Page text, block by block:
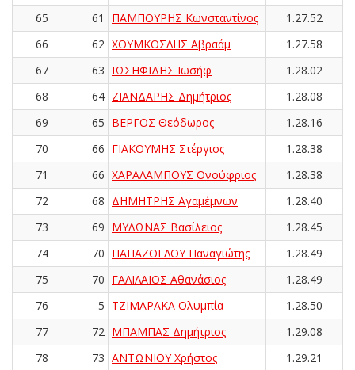
65 61 ΠΑΜΠΟΥΡΗΣ Κωνσταντίνος
1.27.52
66
62 ΧΟΥΜΚΟΣΛΗΣ Αβραάμ
1.27.58
67
63 ΙΩΣΗΦΙΔΗΣ Ιωσήφ
1.28.02
68
64 ΖΙΑΝΔΑΡΗΣ Δημήτριος
1.28.08
69
65 ΒΕΡΓΟΣ Θεόδωρος
1.28.16
70
66 ΓΙΑΚΟΥΜΗΣ Στέργιος
1.28.38
71
66 ΧΑΡΑΛΑΜΠΟΥΣ Ονούφριος
1.28.38
72
68 ΔΗΜΗΤΡΗΣ Αγαμέμνων
1.28.40
73
69 ΜΥΛΩΝΑΣ Βασίλειος
1.28.45
74
70 ΠΑΠΑΖΟΓΛΟΥ Παναγιώτης
1.28.49
75
70 ΓΑΛΙΛΑΙΟΣ Αθανάσιος
1.28.49
76
5 ΤΖΙΜΑΡΑΚΑ Ολυμπία
1.28.50
77
72 ΜΠΑΜΠΑΣ Δημήτριος
1.29.08
78
73 ΑΝΤΩΝΙΟΥ Χρήστος
1.29.21